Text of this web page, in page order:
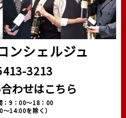
ンシェルジュ
3213
わせはこちら
：9：00～18：00
～14:00を除く）